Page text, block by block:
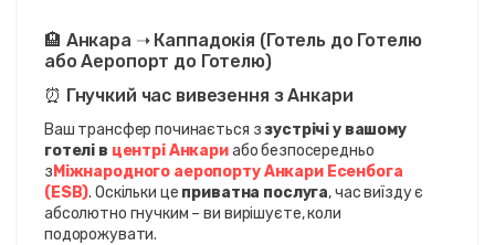
🏨 Анкара ➝ Каппадокія (Готель до Готелю
або Аеропорт до Готелю)
⏰ Гнучкий час вивезення з Анкари
Ваш трансфер починається з зустрічі у вашому
готелі в центрі Анкари або безпосередньо
з Міжнародного аеропорту Анкари Есенбога
(ESB). Оскільки це приватна послуга, час виїзду є
абсолютно гнучким – ви вирішуєте, коли
подорожувати.